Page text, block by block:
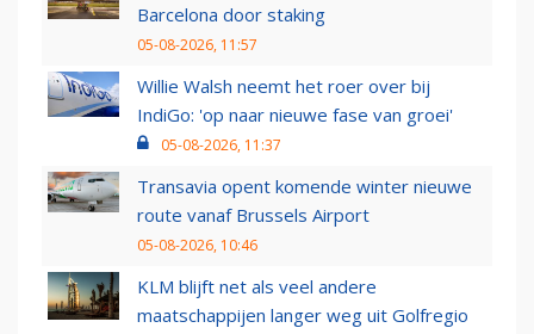
Barcelona door staking
05-08-2026, 11:57
Willie Walsh neemt het roer over bij
IndiGo: 'op naar nieuwe fase van groei'
05-08-2026, 11:37
Transavia opent komende winter nieuwe
route vanaf Brussels Airport
05-08-2026, 10:46
KLM blijft net als veel andere
maatschappijen langer weg uit Golfregio